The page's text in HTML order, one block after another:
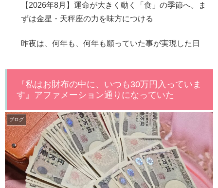
【2026年8月】運命が大きく動く「食」の季節へ。ま
ずは金星・天秤座の力を味方につける
昨夜は、何年も、何年も願っていた事が実現した日
『私はお財布の中に、いつも30万円入っていま
す』アファメーション通りになっていた
ブログ